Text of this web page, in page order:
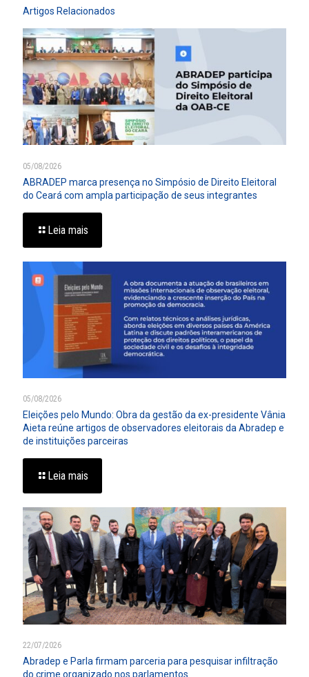
Artigos Relacionados
05/08/2026
ABRADEP marca presença no Simpósio de Direito Eleitoral
do Ceará com ampla participação de seus integrantes
Leia mais
05/08/2026
Eleições pelo Mundo: Obra da gestão da ex-presidente Vânia
Aieta reúne artigos de observadores eleitorais da Abradep e
de instituições parceiras
Leia mais
22/07/2026
Abradep e Parla firmam parceria para pesquisar infiltração
do crime organizado nos parlamentos